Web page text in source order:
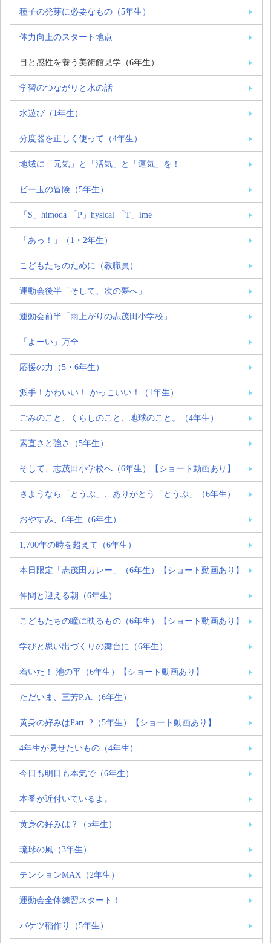
種子の発芽に必要なもの（5年生）
体力向上のスタート地点
目と感性を養う美術館見学（6年生）
学習のつながりと水の話
水遊び（1年生）
分度器を正しく使って（4年生）
地域に「元気」と「活気」と「運気」を！
ビー玉の冒険（5年生）
「S」himoda 「P」hysical 「T」ime
「あっ！」（1・2年生）
こどもたちのために（教職員）
運動会後半「そして、次の夢へ」
運動会前半「雨上がりの志茂田小学校」
「よーい」万全
応援の力（5・6年生）
派手！かわいい！ かっこいい！（1年生）
ごみのこと、くらしのこと、地球のこと。（4年生）
素直さと強さ（5年生）
そして、志茂田小学校へ（6年生）【ショート動画あり】
さようなら「とうぶ」、ありがとう「とうぶ」（6年生）
おやすみ、6年生（6年生）
1,700年の時を超えて（6年生）
本日限定「志茂田カレー」（6年生）【ショート動画あり】
仲間と迎える朝（6年生）
こどもたちの瞳に映るもの（6年生）【ショート動画あり】
学びと思い出づくりの舞台に（6年生）
着いた！ 池の平（6年生）【ショート動画あり】
ただいま、三芳P.A.（6年生）
黄身の好みはPart. 2（5年生）【ショート動画あり】
4年生が見せたいもの（4年生）
今日も明日も本気で（6年生）
本番が近付いているよ。
黄身の好みは？（5年生）
琉球の風（3年生）
テンションMAX（2年生）
運動会全体練習スタート！
バケツ稲作り（5年生）